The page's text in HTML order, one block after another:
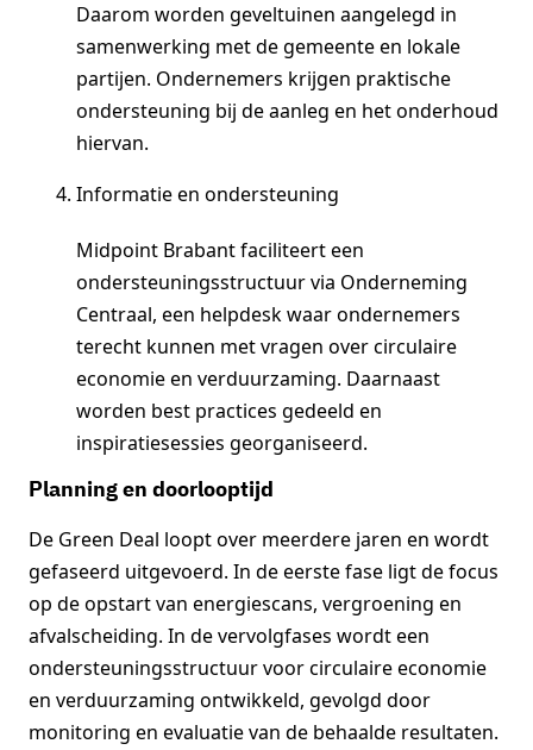
Daarom worden geveltuinen aangelegd in
samenwerking met de gemeente en lokale
partijen. Ondernemers krijgen praktische
ondersteuning bij de aanleg en het onderhoud
hiervan.
Informatie en ondersteuning
Midpoint Brabant faciliteert een
ondersteuningsstructuur via Onderneming
Centraal, een helpdesk waar ondernemers
terecht kunnen met vragen over circulaire
economie en verduurzaming. Daarnaast
worden best practices gedeeld en
inspiratiesessies georganiseerd.
Planning en doorlooptijd
De Green Deal loopt over meerdere jaren en wordt
gefaseerd uitgevoerd. In de eerste fase ligt de focus
op de opstart van energiescans, vergroening en
afvalscheiding. In de vervolgfases wordt een
ondersteuningsstructuur voor circulaire economie
en verduurzaming ontwikkeld, gevolgd door
monitoring en evaluatie van de behaalde resultaten.